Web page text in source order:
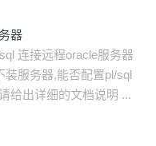
器
连接远程oracle服务器
装服务器,能否配置pl/sql
给出详细的文档说明 ...